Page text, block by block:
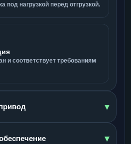
под нагрузкой перед отгрузкой.
и соответствует требованиям
▾
▾